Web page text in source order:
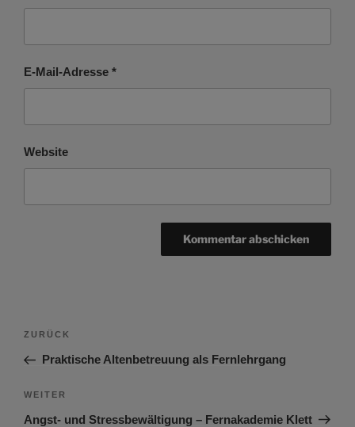
E-Mail-Adresse *
Website
Beitragsnavigation
Vorheriger
Beitrag
ZURÜCK
Praktische Altenbetreuung als Fernlehrgang
Nächster
Beitrag
WEITER
Angst- und Stressbewältigung – Fernakademie Klett